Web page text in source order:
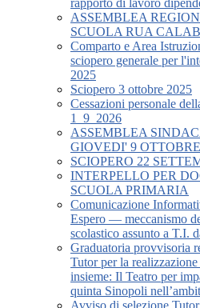
rapporto di lavoro
ASSEMBLEA
SCUOLA RUA
Comparto e Area
sciopero generale per
2025
Sciopero 3 ottobre 2025
Cessazioni personale
1_9_2026
ASSEMBLEA
GIOVEDI' 9
SCIOPERO 22
INTERPELLO PER
SCUOLA PRIMARIA
Comunicazione
Espero — meccanismo
scolastico assunto a T.I.
Graduatoria provvisoria
Tutor per la
insieme: Il Teatro per
quinta Sinopoli